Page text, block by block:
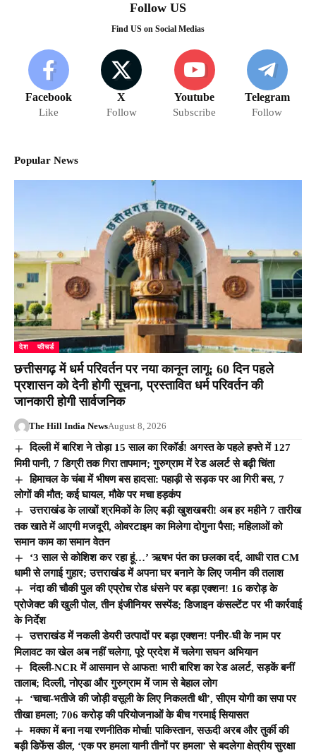
Follow US
Find US on Social Medias
Facebook
Like
X
Follow
Youtube
Subscribe
Telegram
Follow
Popular News
देश फीचर्ड
छत्तीसगढ़ में धर्म परिवर्तन पर नया कानून लागू: 60 दिन पहले
प्रशासन को देनी होगी सूचना, प्रस्तावित धर्म परिवर्तन की
जानकारी होगी सार्वजनिक
The Hill India NewsAugust 8, 2026
दिल्ली में बारिश ने तोड़ा 15 साल का रिकॉर्ड! अगस्त के पहले हफ्ते में 127
मिमी पानी, 7 डिग्री तक गिरा तापमान; गुरुग्राम में रेड अलर्ट से बढ़ी चिंता
हिमाचल के चंबा में भीषण बस हादसा: पहाड़ी से सड़क पर आ गिरी बस, 7
लोगों की मौत; कई घायल, मौके पर मचा हड़कंप
उत्तराखंड के लाखों श्रमिकों के लिए बड़ी खुशखबरी! अब हर महीने 7 तारीख
तक खाते में आएगी मजदूरी, ओवरटाइम का मिलेगा दोगुना पैसा; महिलाओं को
समान काम का समान वेतन
‘3 साल से कोशिश कर रहा हूं…’ ऋषभ पंत का छलका दर्द, आधी रात CM
धामी से लगाई गुहार; उत्तराखंड में अपना घर बनाने के लिए जमीन की तलाश
नंदा की चौकी पुल की एप्रोच रोड धंसने पर बड़ा एक्शन! 16 करोड़ के
प्रोजेक्ट की खुली पोल, तीन इंजीनियर सस्पेंड; डिजाइन कंसल्टेंट पर भी कार्रवाई
के निर्देश
उत्तराखंड में नकली डेयरी उत्पादों पर बड़ा एक्शन! पनीर-घी के नाम पर
मिलावट का खेल अब नहीं चलेगा, पूरे प्रदेश में चलेगा सघन अभियान
दिल्ली-NCR में आसमान से आफत! भारी बारिश का रेड अलर्ट, सड़कें बनीं
तालाब; दिल्ली, नोएडा और गुरुग्राम में जाम से बेहाल लोग
‘चाचा-भतीजे की जोड़ी वसूली के लिए निकलती थी’, सीएम योगी का सपा पर
तीखा हमला; 706 करोड़ की परियोजनाओं के बीच गरमाई सियासत
मक्का में बना नया रणनीतिक मोर्चा! पाकिस्तान, सऊदी अरब और तुर्की की
बड़ी डिफेंस डील, ‘एक पर हमला यानी तीनों पर हमला’ से बदलेगा क्षेत्रीय सुरक्षा